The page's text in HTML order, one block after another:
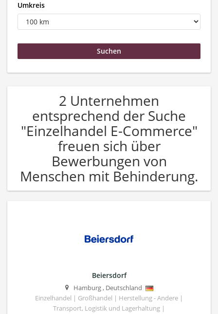
Umkreis
2 Unternehmen
entsprechend der Suche
"Einzelhandel E-Commerce"
freuen sich über
Bewerbungen von
Menschen mit Behinderung.
Beiersdorf
Hamburg, Deutschland
Einzelhandel | Großhandel | Herstellung - Andere |
Transport, Logistik und Lagerhaltung |